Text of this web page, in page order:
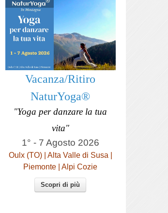
Vacanza/Ritiro
NaturYoga®
"Yoga per danzare la tua
vita"
1° - 7 Agosto 2026
Oulx (TO) | Alta Valle di Susa |
Piemonte | Alpi Cozie
Scopri di più